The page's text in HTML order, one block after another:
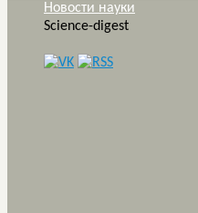
Новости науки
Science-digest